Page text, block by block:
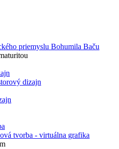
priemyslu Bohumila Baču
dizajn
tvorba - virtuálna grafika